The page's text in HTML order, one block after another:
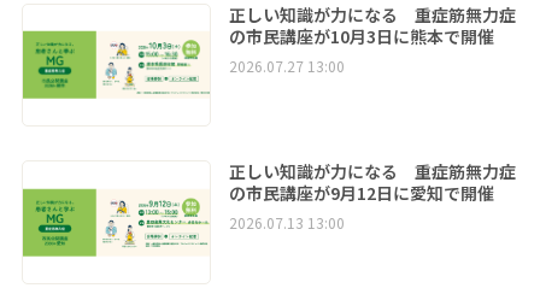
正しい知識が力になる 重症筋無力症
の市民講座が10月3日に熊本で開催
2026.07.27 13:00
正しい知識が力になる 重症筋無力症
の市民講座が9月12日に愛知で開催
2026.07.13 13:00